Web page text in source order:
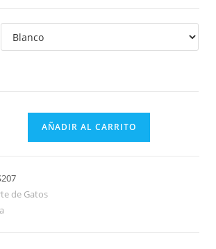
AÑADIR AL CARRITO
de Gatos